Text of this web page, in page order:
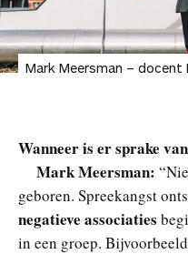
Mark Meersman – docent
Wanneer is er sprake
Mark Meersman:
geboren. Spreekangst
negatieve associaties
in een groep.